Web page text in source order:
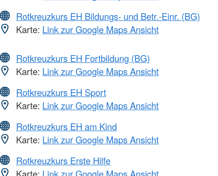
Rotkreuzkurs EH Bildungs- und Betr.-Einr. (BG)
Karte: Link zur Google Maps Ansicht
Rotkreuzkurs EH Fortbildung (BG)
Karte: Link zur Google Maps Ansicht
Rotkreuzkurs EH Sport
Karte: Link zur Google Maps Ansicht
Rotkreuzkurs EH am Kind
Karte: Link zur Google Maps Ansicht
Rotkreuzkurs Erste Hilfe